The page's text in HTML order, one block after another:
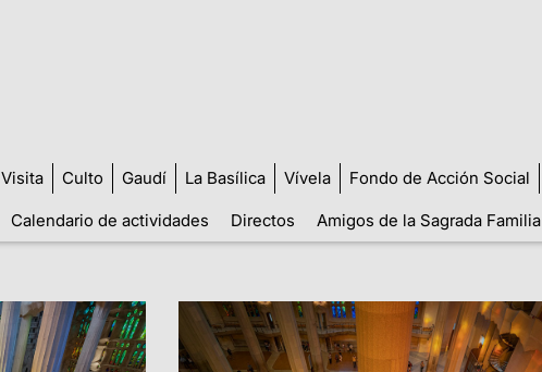
Visita Culto Gaudí La Basílica Vívela Fondo de Acción Social
Calendario de actividades Directos Amigos de la Sagrada Familia